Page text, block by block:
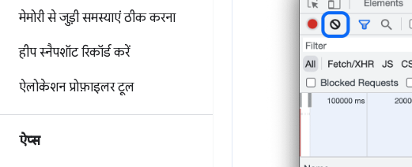
मेमोरी से जुड़ी समस्याएं ठीक करना
हीप स्नैपशॉट रिकॉर्ड करें
ऐलोकेशन प्रोफ़ाइलर टूल
ऐप्स